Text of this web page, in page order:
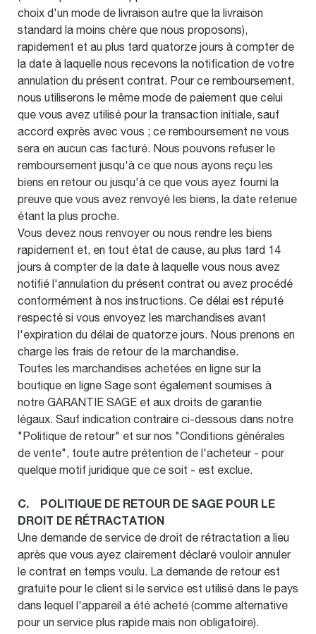
choix d'un mode de livraison autre que la livraison
standard la moins chère que nous proposons),
rapidement et au plus tard quatorze jours à compter de
la date à laquelle nous recevons la notification de votre
annulation du présent contrat. Pour ce remboursement,
nous utiliserons le même mode de paiement que celui
que vous avez utilisé pour la transaction initiale, sauf
accord exprès avec vous ; ce remboursement ne vous
sera en aucun cas facturé. Nous pouvons refuser le
remboursement jusqu'à ce que nous ayons reçu les
biens en retour ou jusqu'à ce que vous ayez fourni la
preuve que vous avez renvoyé les biens, la date retenue
étant la plus proche.
Vous devez nous renvoyer ou nous rendre les biens
rapidement et, en tout état de cause, au plus tard 14
jours à compter de la date à laquelle vous nous avez
notifié l'annulation du présent contrat ou avez procédé
conformément à nos instructions. Ce délai est réputé
respecté si vous envoyez les marchandises avant
l'expiration du délai de quatorze jours. Nous prenons en
charge les frais de retour de la marchandise.
Toutes les marchandises achetées en ligne sur la
boutique en ligne Sage sont également soumises à
notre GARANTIE SAGE et aux droits de garantie
légaux. Sauf indication contraire ci-dessous dans notre
"Politique de retour" et sur nos "Conditions générales
de vente", toute autre prétention de l'acheteur - pour
quelque motif juridique que ce soit - est exclue.
C. POLITIQUE DE RETOUR DE SAGE POUR LE
DROIT DE RÉTRACTATION
Une demande de service de droit de rétractation a lieu
après que vous ayez clairement déclaré vouloir annuler
le contrat en temps voulu. La demande de retour est
gratuite pour le client si le service est utilisé dans le pays
dans lequel l'appareil a été acheté (comme alternative
pour un service plus rapide mais non obligatoire).